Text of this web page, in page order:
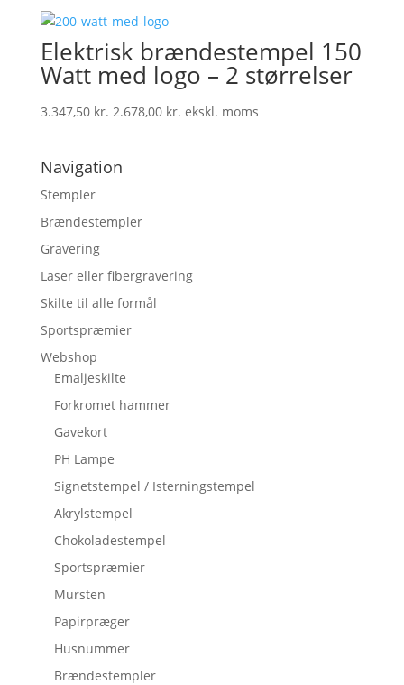
Elektrisk brændestempel 150
Watt med logo – 2 størrelser
3.347,50 kr. 2.678,00 kr. ekskl. moms
Navigation
Stempler
Brændestempler
Gravering
Laser eller fibergravering
Skilte til alle formål
Sportspræmier
Webshop
Emaljeskilte
Forkromet hammer
Gavekort
PH Lampe
Signetstempel / Isterningstempel
Akrylstempel
Chokoladestempel
Sportspræmier
Mursten
Papirpræger
Husnummer
Brændestempler